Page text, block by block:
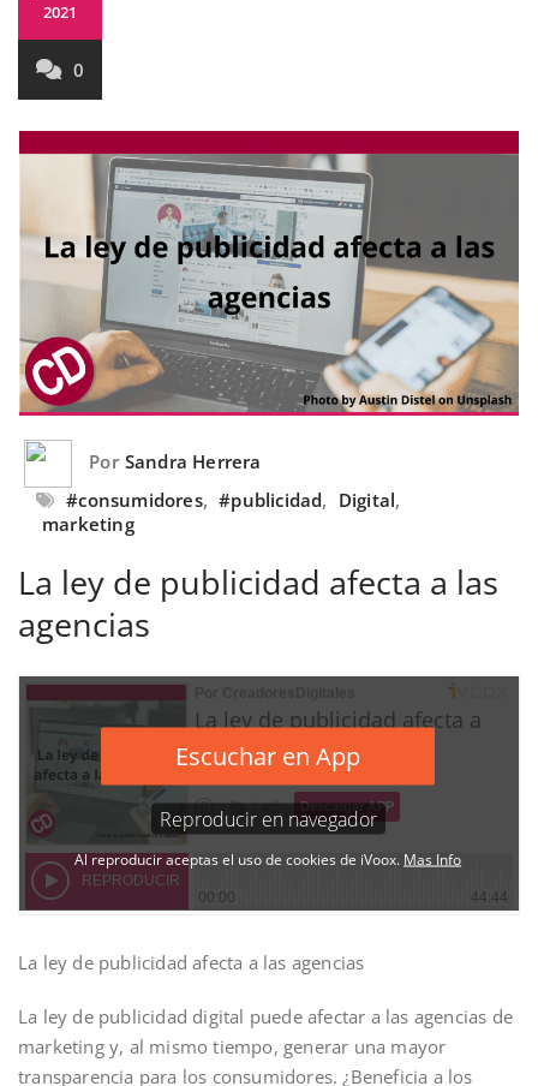
2021
0
Por Sandra Herrera
#consumidores, #publicidad, Digital,
marketing
La ley de publicidad afecta a las
agencias
La ley de publicidad afecta a las agencias
La ley de publicidad digital puede afectar a las agencias de
marketing y, al mismo tiempo, generar una mayor
transparencia para los consumidores. ¿Beneficia a los